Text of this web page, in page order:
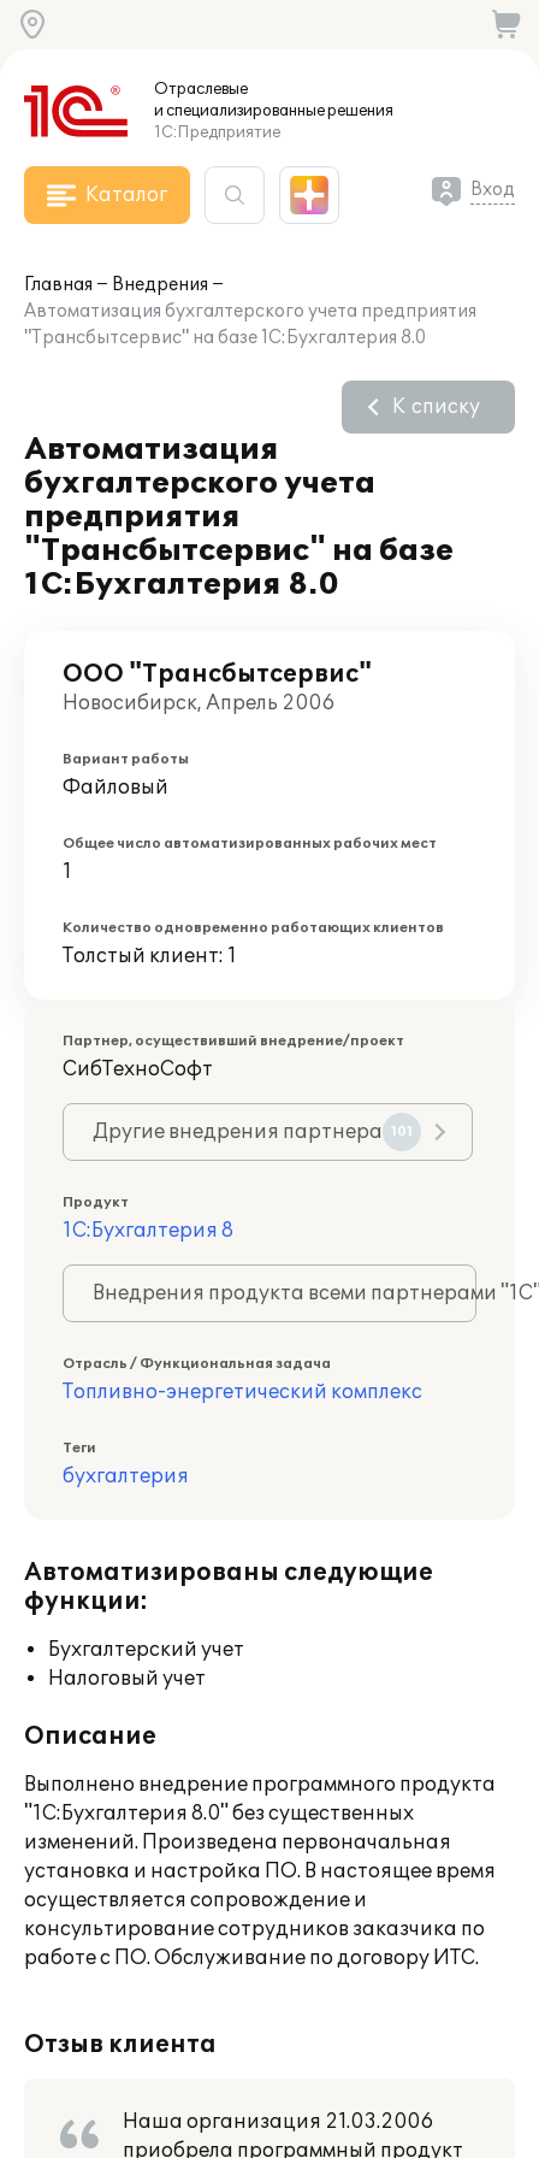
Отраслевые
и специализированныерешения
1С:Предприятие
Каталог Вход
Главная
Внедрения
Автоматизация бухгалтерского учета предприятия
"Трансбытсервис" на базе 1С:Бухгалтерия 8.0
Автоматизация
бухгалтерского учета
предприятия
"Трансбытсервис" на базе
1С:Бухгалтерия 8.0
К списку
ООО "Трансбытсервис"
Новосибирск, Апрель 2006
Вариант работы
Файловый
Общее число автоматизированных рабочих мест
1
Количество одновременно работающих клиентов
Толстый клиент: 1
Партнер, осуществивший внедрение/проект
СибТехноСофт
Другие внедрения партнера 101
Продукт
1С:Бухгалтерия 8
Внедрения продукта всеми партнерами
Отрасль / Функциональная задача
Топливно-энергетический комплекс
Теги
бухгалтерия
Автоматизированы следующие
функции:
Бухгалтерский учет
Налоговый учет
Описание
Выполнено внедрение программного продукта
"1С:Бухгалтерия 8.0" без существенных
изменений. Произведена первоначальная
установка и настройка ПО. В настоящее время
осуществляется сопровождение и
консультирование сотрудников заказчика по
работе с ПО. Обслуживание по договору ИТС.
Отзыв клиента
Наша организация 21.03.2006
приобрела программный продукт